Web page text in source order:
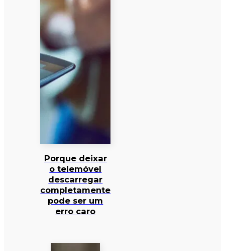
Porque deixar
o telemóvel
descarregar
completamente
pode ser um
erro caro